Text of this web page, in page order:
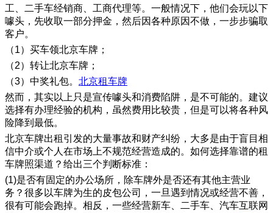
工、二手车经销商、工商代理等。一般情况下，他们会玩以下
噱头，先收取一部分押金，然后因各种原因不做，一步步骗取
客户。
（1）买车领北京车牌；
（2）转让北京车牌；
（3）中奖礼包。 北京租车牌
然而，其实以上只是宣传噱头和消费陷阱，是不可能的。建议
选择有办理经验的机构，虽然费用比较贵，但是可以将各种风
险降到最低。
北京车牌出租引发的大量事故和财产纠纷，大多是由于盲目相
信中介或个人在市场上不规范经营造成的。如何选择靠谱的租
车牌照渠道？给出三个判断标准：
(1)是否有固定的办公场所，除车牌外是否还有其他主营业
务？很多以车牌为生的皮包公司，一旦遇到情况或经营不善，
很有可能会跑掉。相反，一些经营新车、二手车、汽车互联网